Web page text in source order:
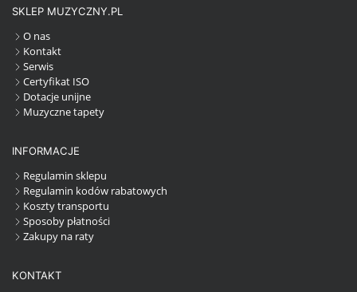
SKLEP MUZYCZNY.PL
O nas
Kontakt
Serwis
Certyfikat ISO
Dotacje unijne
Muzyczne tapety
INFORMACJE
Regulamin sklepu
Regulamin kodów rabatowych
Koszty transportu
Sposoby płatności
Zakupy na raty
KONTAKT